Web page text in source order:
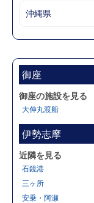
沖縄県
御座
御座の施設を見る
大伸丸渡船
伊勢志摩
近隣を見る
石鏡港
三ヶ所
安乗・阿瀬